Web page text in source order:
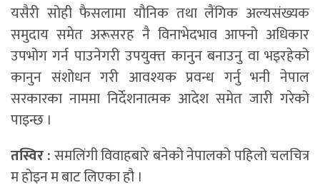
यसैरी सोही फैसलामा यौनिक तथा लैंगिक अल्यसंख्यक
समुदाय समेत अरूसरह नै विनाभेदभाव आफ्नो अधिकार
उपभोग गर्न पाउनेगरी उपयुक्त्त कानुन बनाउनु वा भइरहेको
कानुन संशोधन गरी आवश्यक प्रवन्ध गर्नु भनी नेपाल
सरकारका नाममा निर्देशनात्मक आदेश समेत जारी गरेको
पाइन्छ ।
तस्विर :समलिंगी विवाहबारे बनेको नेपालको पहिलो चलचित्र
म होइन म बाट लिएका हौ ।